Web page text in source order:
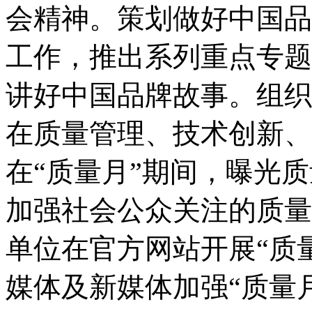
会精神。策划做好中国
工作，推出系列重点专
讲好中国品牌故事。组
在质量管理、技术创新
在“质量月 ”期间，曝光
加强社会公众关注的质
单位在官方网站开展“质
媒体及新媒体加强“质量